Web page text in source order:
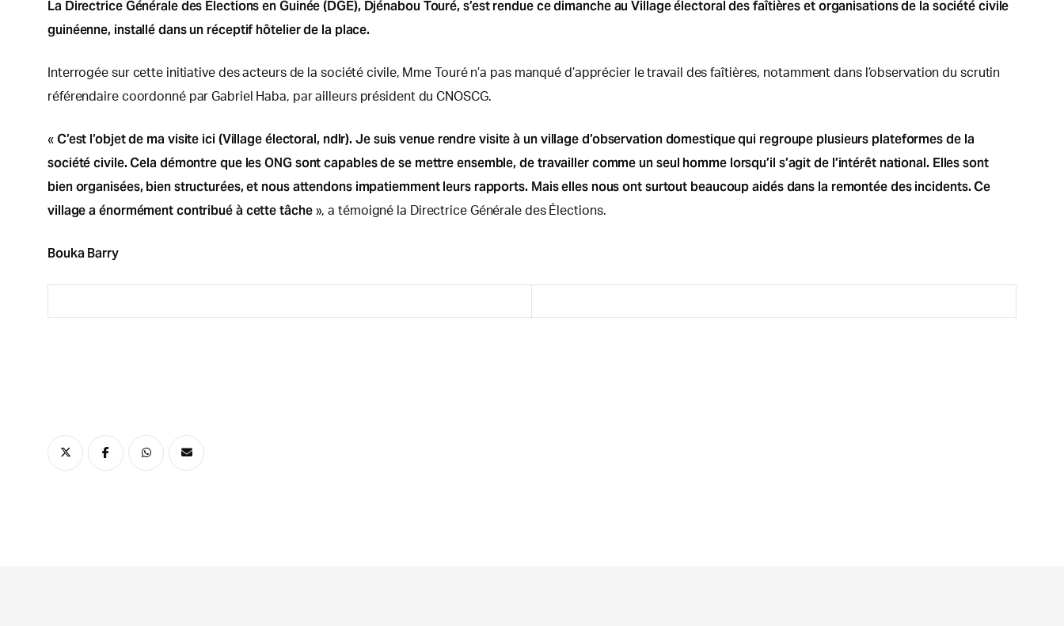
La Directrice Générale des Élections en Guinée (DGE), Djénabou Touré, s’est rendue ce dimanche au Village électoral des faîtières et organisations de la société civile
guinéenne, installé dans un réceptif hôtelier de la place.
Interrogée sur cette initiative des acteurs de la société civile, Mme Touré n’a pas manqué d’apprécier le travail des faîtières, notamment dans l’observation du scrutin
référendaire coordonné par Gabriel Haba, par ailleurs président du CNOSCG.
« C’est l’objet de ma visite ici (Village électoral, ndlr). Je suis venue rendre visite à un village d’observation domestique qui regroupe plusieurs plateformes de la
société civile. Cela démontre que les ONG sont capables de se mettre ensemble, de travailler comme un seul homme lorsqu’il s’agit de l’intérêt national. Elles sont
bien organisées, bien structurées, et nous attendons impatiemment leurs rapports. Mais elles nous ont surtout beaucoup aidés dans la remontée des incidents. Ce
village a énormément contribué à cette tâche», a témoigné la Directrice Générale des Élections.
Bouka Barry